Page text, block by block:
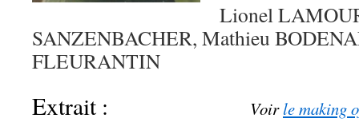
Lionel
SANZENBACHER, Mathieu
FLEURANTIN
Extrait : Voirle making